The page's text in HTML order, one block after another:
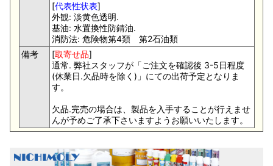
[代表性状表]
外観: 淡黄色透明.
基油: 水置換性防錆油.
消防法: 危険物第4類 第2石油類
備考
[取寄せ品]
通常. 弊社スタッフが「ご注文を確認後 3-5日程度
(休業日.欠品時を除く)」にての出荷予定となりま
す。
欠品.完売の場合は、製品を入手することが行えませ
んが予めご了承下さいますようお願いいたします。